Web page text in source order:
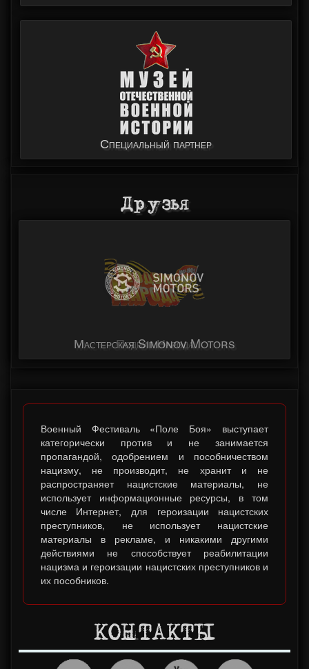
Специальный партнер
Друзья
Мастерская Simonov Motors
Подвиг Народа
Военный Фестиваль «Поле Боя» выступает
категорически против и не занимается
пропагандой, одобрением и пособничеством
нацизму, не производит, не хранит и не
распространяет нацистские материалы, не
использует информационные ресурсы, в том
числе Интернет, для героизации нацистских
преступников, не использует нацистские
материалы в рекламе, и никакими другими
действиями не способствует реабилитации
нацизма и героизации нацистских преступников и
их пособников.
КОНТАКТЫ